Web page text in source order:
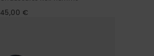
45,00 €